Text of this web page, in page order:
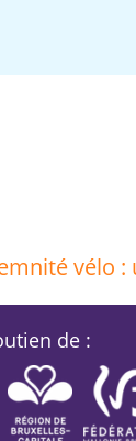
vélo
de :